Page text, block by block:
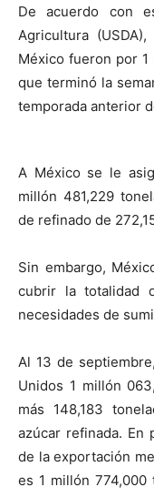
De acuerdo con
Agricultura
México fueron por
que terminó la
temporada anterior
A México se le
millón 481,229
de refinado de
Sin embargo,
cubrir la totalidad
necesidades de
Al 13 de
Unidos 1 millón
más 148,183
azúcar refinada. En
de la exportación
es 1 millón 774,000